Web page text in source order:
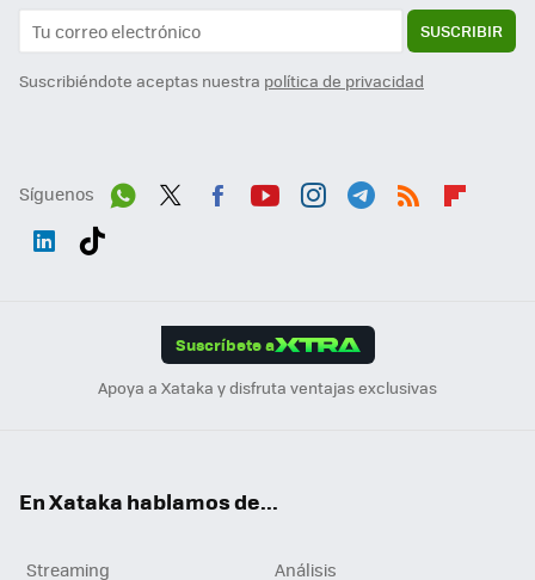
SUSCRIBIR
Suscribiéndote aceptas nuestra política de privacidad
Síguenos
Suscríbete a
Apoya a Xataka y disfruta ventajas exclusivas
En Xataka hablamos de...
Streaming
Análisis